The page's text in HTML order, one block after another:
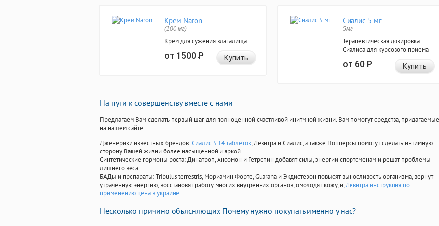
Крем Naron
(100 мг)
Крем для сужения влагалища
от 1500Р Купить
Сиалис 5 мг
5мг
Терапевтическая дозировка
Сиалиса для курсового приема
от 60Р Купить
На пути к совершенству вместе с нами
Предлагаем Вам сделать первый шаг для полноценной счастливой инитмной жизни. Вам помогут средства, придагаемые
на нашем сайте:
Дженерики известных брендов:Сиалис 5 14 таблеток, Левитра и Сиалис, а также Попперсы помогут сделать интимную
сторону Вашей жизни более насыщенной и яркой
Синтетические гормоны роста: Динатроп, Ансомон и Гетропин добавят силы, энергии спортсменам и решат проблемы
лишнего веса
БАДы и препараты:Tribulus terrestris, Мориамин Форте, Guarana и Экдистерон повысят выносливость организма, вернут
утраченную энергию, восстановят работу многих внутренних органов, омолодят кожу, и,Левитра инструкция по
применению цена в украине.
Несколько причино объясняющих Почему нужно покупать именно у нас?